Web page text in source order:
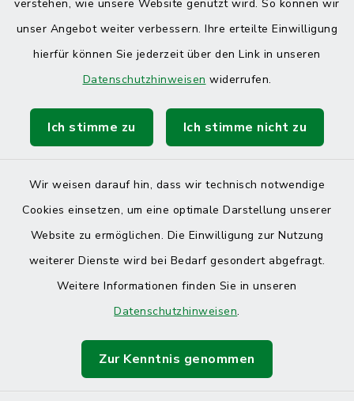
verstehen, wie unsere Website genutzt wird. So können wir
unser Angebot weiter verbessern. Ihre erteilte Einwilligung
hierfür können Sie jederzeit über den Link in unseren
Datenschutzhinweisen widerrufen.
Ich stimme zu Ich stimme nicht zu
Wir weisen darauf hin, dass wir technisch notwendige
Cookies einsetzen, um eine optimale Darstellung unserer
Website zu ermöglichen. Die Einwilligung zur Nutzung
weiterer Dienste wird bei Bedarf gesondert abgefragt.
Weitere Informationen finden Sie in unseren
Datenschutzhinweisen.
Zur Kenntnis genommen
Kontakt
Datenschutz
Impressum
Sitemap
Cookie-Einstellungen